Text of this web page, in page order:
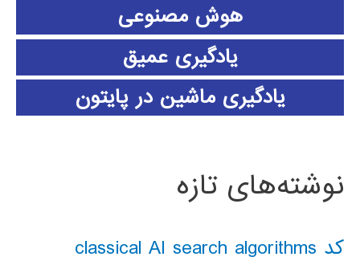
هوش مصنوعی
یادگیری عمیق
یادگیری ماشین در پایتون
نوشته‌های تازه
کد classical AI search algorithms